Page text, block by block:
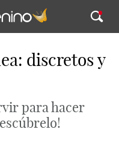
discretos y
para hacer